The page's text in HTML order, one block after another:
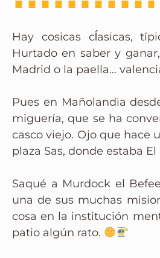
Se me
Por el
Contactar
Instagram
Hay cosicas cĺasicas,
Hurtado en saber y
Madrid o la paella…
Pues en Mañolandia
miguería, que se ha
casco viejo. Ojo que hace
plaza Sas, donde estaba
Saqué a Murdock el
una de sus muchas
cosa en la institución
patio algún rato.